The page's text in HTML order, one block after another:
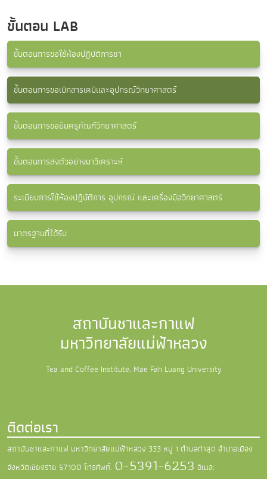
ขั้นตอน LAB
ขั้นตอนการขอใช้ห้องปฏิบัติการชา
ขั้นตอนการขอเบิกสารเคมีและอุปกรณ์วิทยาศาสตร์
ขั้นตอนการขอยืมครุภัณฑ์วิทยาศาสตร์
ขั้นตอนการส่งตัวอย่างมาวิเคราะห์
ระเบียบการใช้ห้องปฏิบัติการ อุปกรณ์ และเครื่องมือวิทยาศาสตร์
มาตรฐานที่ได้รับ
สถาบันชาและกาแฟ
มหาวิทยาลัยแม่ฟ้าหลวง
Tea and Coffee Institute, Mae Fah Luang University
ติดต่อเรา
สถาบันชาและกาแฟ มหาวิทยาลัยแม่ฟ้าหลวง 333 หมู่ 1 ตำบลท่าสุด อำเภอเมือง
จังหวัดเชียงราย 57100 โทรศัพท์. 0-5391-6253 อีเมล: